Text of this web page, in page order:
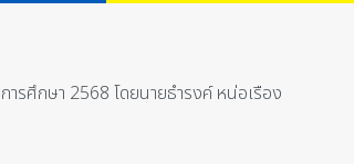
รศึกษา 2568 โดยนายธำรงค์ หน่อเรือง